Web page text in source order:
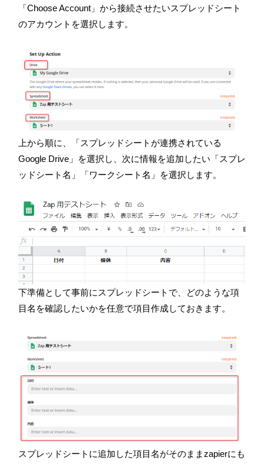
「Choose Account 」から接続させたいスプレッドシート
のアカウントを選択します。
上から順に、「スプレッドシートが連携されている
Google Drive 」を選択し、次に情報を追加したい「スプレ
ッドシート名」「ワークシート名」を選択します。
下準備として事前にスプレッドシートで、どのような項
目名を確認したいかを任意で項目作成しておきます。
スプレッドシートに追加した項目名がそのままzapierにも